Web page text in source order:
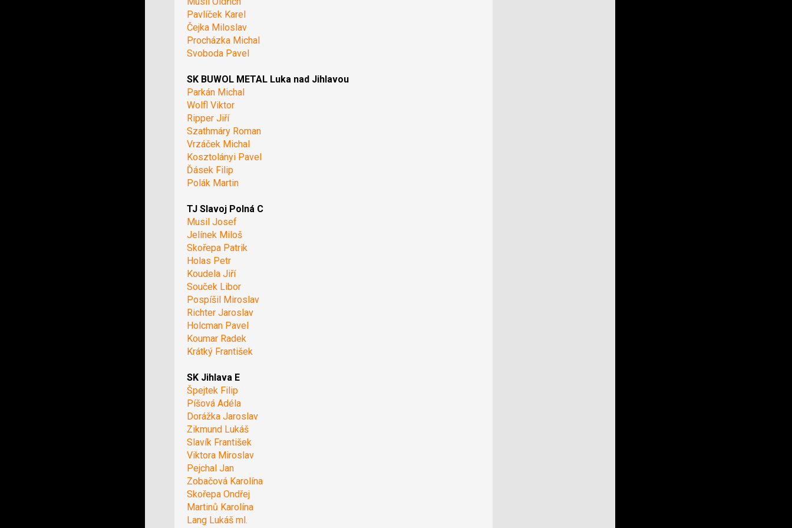
Pavlíček Karel
Čejka Miloslav
Procházka Michal
Svoboda Pavel
SK BUWOL METAL Luka nad Jihlavou
Parkán Michal
Wolfl Viktor
Ripper Jiří
Szathmáry Roman
Vrzáček Michal
Kosztolányi Pavel
Ďásek Filip
Polák Martin
TJ Slavoj Polná C
Musil Josef
Jelínek Miloš
Skořepa Patrik
Holas Petr
Koudela Jiří
Souček Libor
Pospíšil Miroslav
Richter Jaroslav
Holcman Pavel
Koumar Radek
Krátký František
SK Jihlava E
Špejtek Filip
Píšová Adéla
Dorážka Jaroslav
Zikmund Lukáš
Slavík František
Viktora Miroslav
Pejchal Jan
Zobačová Karolína
Skořepa Ondřej
Martinů Karolína
Lang Lukáš ml.